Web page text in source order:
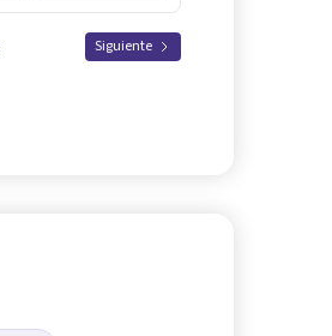
Siguiente